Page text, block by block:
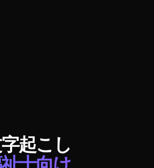
起こし